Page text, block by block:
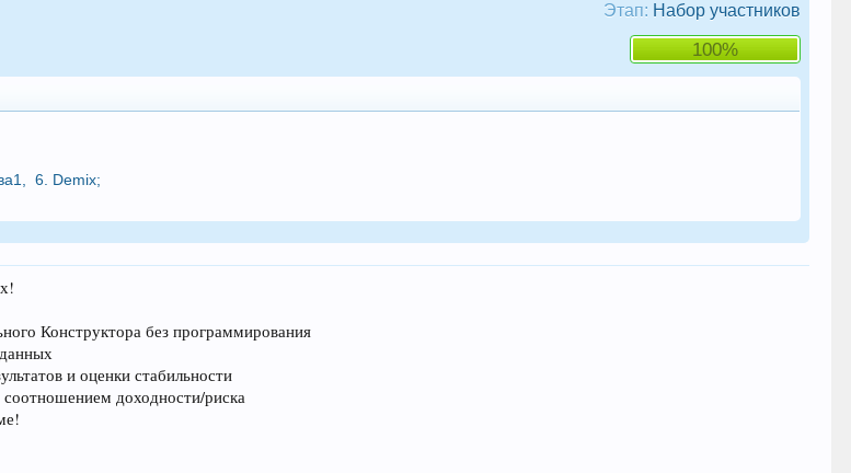
Этап: Набор участников
100%
6. Demix;
Конструктора без программирования
и оценки стабильности
доходности/риска